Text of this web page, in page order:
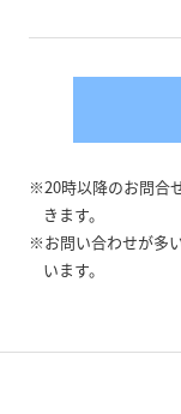
※20時以降のお問合
きます。
※お問い合わせが多
います。